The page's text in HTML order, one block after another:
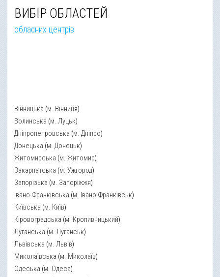
ВИБІР ОБЛАСТЕЙ
обласних центрів
Вінницька (м .Вінниця)
Волинська (м. Луцьк)
Дніпропетровська (м. Дніпро)
Донецька (м. Донецьк)
Житомирська (м. Житомир)
Закарпатська (м. Ужгород)
Запорізька (м. Запоріжжя)
Івано-Франківська (м. Івано-Франківськ)
Київська (м. Київ)
Кіровоградська (м. Кропивницький)
Луганська (м. Луганськ)
Львівська (м. Львів)
Миколаївська (м. Миколаїв)
Одеська (м. Одеса)